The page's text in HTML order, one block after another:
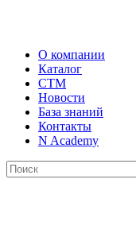
О компании
Каталог
СТМ
Новости
База знаний
Контакты
N Academy